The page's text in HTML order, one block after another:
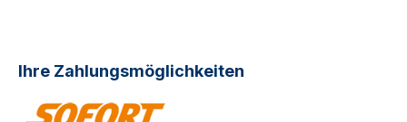
Ihre Zahlungsmöglichkeiten